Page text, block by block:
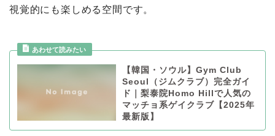
視覚的にも楽しめる空間です。
【韓国・ソウル】Gym Club
Seoul（ジムクラブ）完全ガイ
ド｜梨泰院Homo Hillで人気の
マッチョ系ゲイクラブ【2025年
最新版】